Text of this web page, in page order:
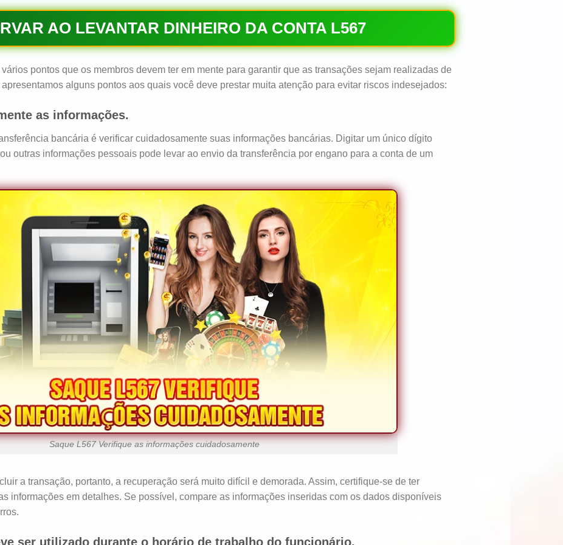
AO LEVANTAR DINHEIRO DA CONTA L567
vários pontos que os membros devem ter em mente para garantir que as transações sejam realizadas de
alguns pontos aos quais você deve prestar muita atenção para evitar riscos indesejados:
as informações.
bancária é verificar cuidadosamente suas informações bancárias. Digitar um único dígito
outras informações pessoais pode levar ao envio da transferência por engano para a conta de um
Saque L567 Verifique as informações cuidadosamente
a transação, portanto, a recuperação será muito difícil e demorada. Assim, certifique-se de ter
informações em detalhes. Se possível, compare as informações inseridas com os dados disponíveis
ser utilizado durante o horário de trabalho do funcionário.